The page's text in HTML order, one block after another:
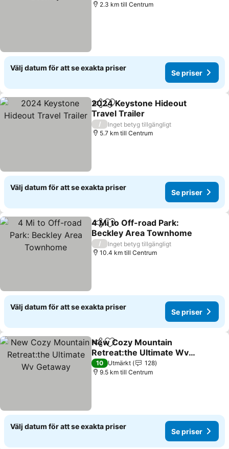
2.3 km till Centrum
Välj datum för att se exakta priser
Se priser
Dela Lägg till i Mina Favoriter
2024 Keystone Hideout
Travel Trailer
Se priser
/
Inget betyg tillgängligt
5.7 km till Centrum
Välj datum för att se exakta priser
Se priser
Dela Lägg till i Mina Favoriter
4 Mi to Off-road Park:
Beckley Area Townhome
Se priser
/
Inget betyg tillgängligt
10.4 km till Centrum
Välj datum för att se exakta priser
Se priser
Dela Lägg till i Mina Favoriter
New Cozy Mountain
Retreat:the Ultimate Wv
Getaway
Se priser
10 Utmärkt
128
9.5 km till Centrum
Välj datum för att se exakta priser
Se priser